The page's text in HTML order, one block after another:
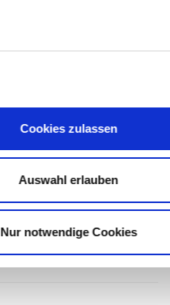
Cookies zulassen
Auswahl erlauben
Nur notwendige Cookies